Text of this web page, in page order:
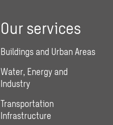
Our services
Buildings and Urban Areas
Water, Energy and
Industry
Transportation
Infrastructure